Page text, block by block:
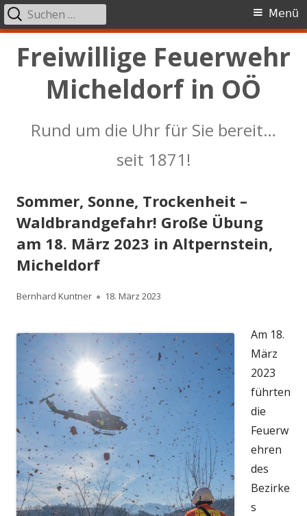
Freiwillige Feuerwehr
Micheldorf in OÖ
Rund um die Uhr für Sie bereit…
seit 1871!
Primäres
Menü
Menü
Suchen
nach:
Sommer, Sonne, Trockenheit –
Waldbrandgefahr! Große Übung
am 18. März 2023 in Altpernstein,
Micheldorf
Autor
Bernhard Kuntner
Veröffentlicht
18. März 2023
Am 18.
März
2023
führten
die
Feuerw
ehren
des
Bezirke
s